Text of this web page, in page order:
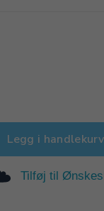
Legg i
Tilføj til